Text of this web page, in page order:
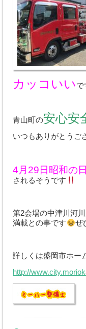
個人情報の取扱いに
取扱商品
カッコいいで
青山町の安心安
いつもありがとうご
4月29日昭和の日
されるそうです
第2会場の中津川河
満載との事です
ぜ
詳しくは盛岡市ホー
http://